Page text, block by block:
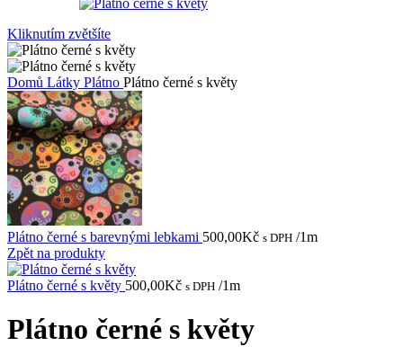
Kliknutím zvětšíte
Domů Látky Plátno Plátno černé s květy
Plátno černé s barevnými lebkami 500,00Kč s DPH /1m
Zpět na produkty
Plátno černé s květy 500,00Kč s DPH /1m
Plátno černé s květy